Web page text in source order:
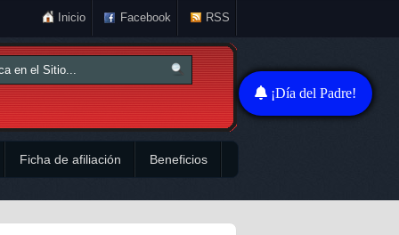
Inicio Facebook RSS
Ficha de afiliación Beneficios
¡Día del Padre!